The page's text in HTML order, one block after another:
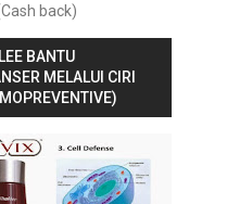
back)
BANTU
MELALUI CIRI